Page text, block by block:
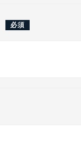
必須